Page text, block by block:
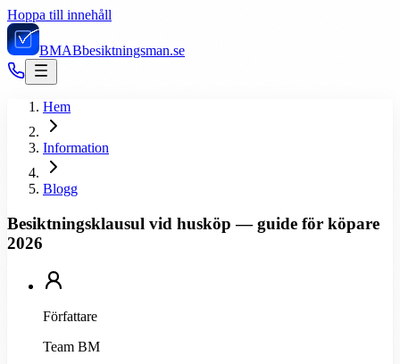
Hoppa till innehåll
BMABbesiktningsman.se
Hem
Information
Blogg
Besiktningsklausul vid husköp — guide för köpare
2026
Författare
Team BM